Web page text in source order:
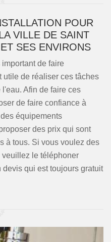
POUR
VILLE DE SAINT
SES ENVIRONS
de faire
utile de réaliser ces tâches
Afin de faire ces
de faire confiance à
équipements
des prix qui sont
à tous. Si vous voulez des
le téléphoner
qui est toujours gratuit